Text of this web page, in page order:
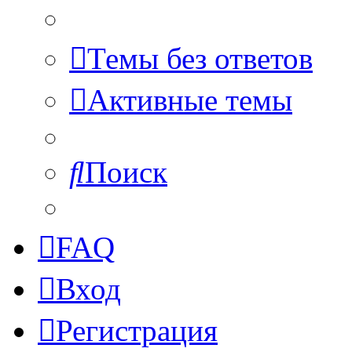
Темы без ответов
Активные темы
Поиск
FAQ
Вход
Регистрация